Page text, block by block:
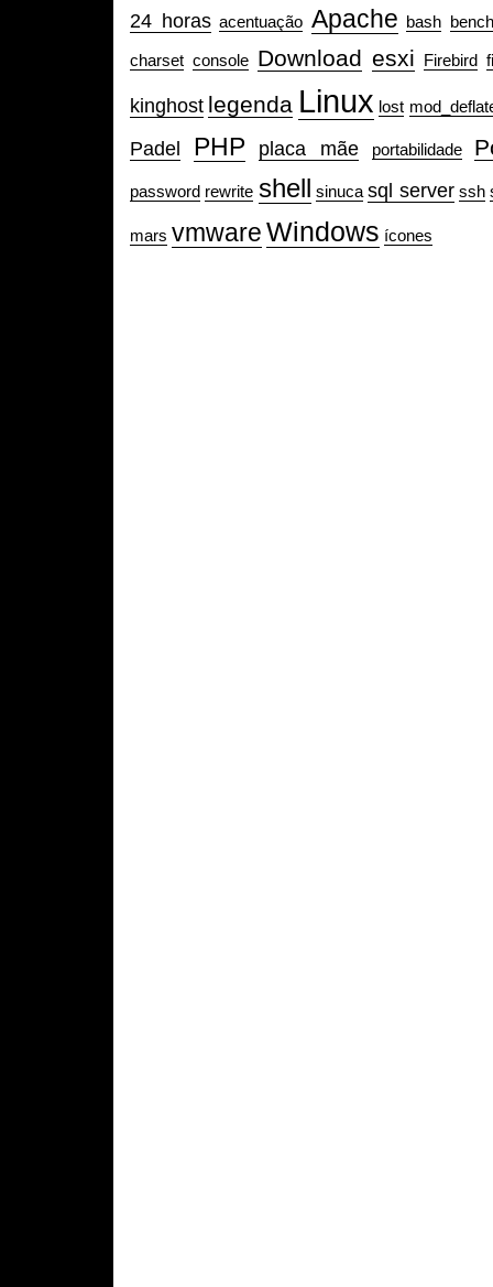
24 horas acentuação Apache bash
charset console Download esxi Firebird
kinghost legenda Linux lost
Padel PHP placa mãe portabilidade
password rewrite shell sinuca sql server ssh
mars vmware Windows ícones